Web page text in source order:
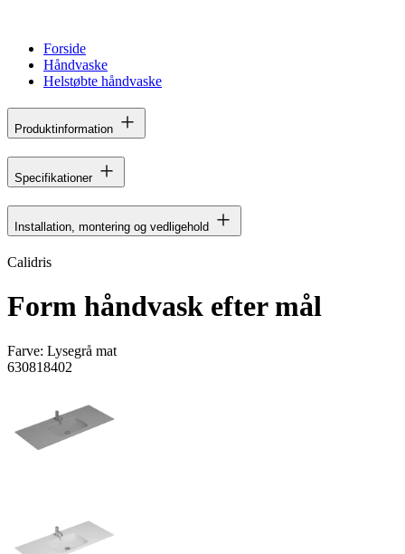
Forside
Håndvaske
Helstøbte håndvaske
Produktinformation
Specifikationer
Installation, montering og vedligehold
Calidris
Form håndvask efter mål
Farve: Lysegrå mat
630818402